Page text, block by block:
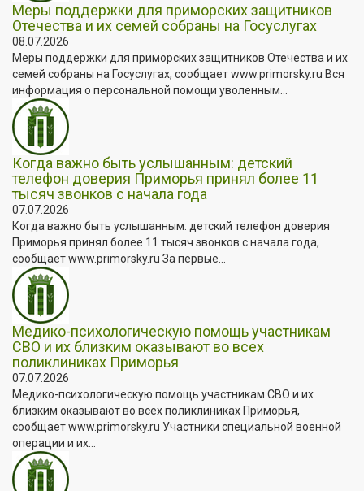
Меры поддержки для приморских защитников
Отечества и их семей собраны на Госуслугах
08.07.2026
Меры поддержки для приморских защитников Отечества и их
семей собраны на Госуслугах, сообщает www.primorsky.ru Вся
информация о персональной помощи уволенным...
Когда важно быть услышанным: детский
телефон доверия Приморья принял более 11
тысяч звонков с начала года
07.07.2026
Когда важно быть услышанным: детский телефон доверия
Приморья принял более 11 тысяч звонков с начала года,
сообщает www.primorsky.ru За первые...
Медико-психологическую помощь участникам
СВО и их близким оказывают во всех
поликлиниках Приморья
07.07.2026
Медико-психологическую помощь участникам СВО и их
близким оказывают во всех поликлиниках Приморья,
сообщает www.primorsky.ru Участники специальной военной
операции и их...